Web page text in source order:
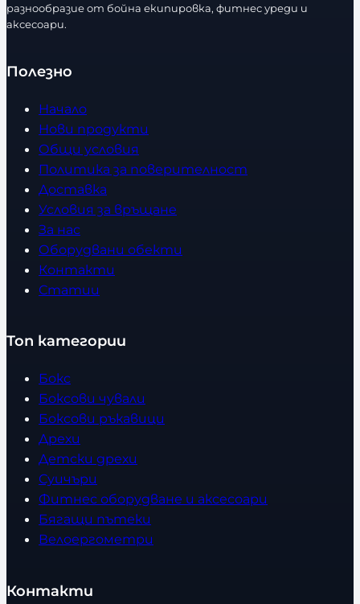
разнообразие от бойна екипировка, фитнес уреди и
аксесоари.
Полезно
Начало
Нови продукти
Общи условия
Политика за поверителност
Доставка
Условия за връщане
За нас
Оборудвани обекти
Контакти
Статии
Топ категории
Бокс
Боксови чували
Боксови ръкавици
Дрехи
Детски дрехи
Суичъри
Фитнес оборудване и аксесоари
Бягащи пътеки
Велоергометри
Контакти